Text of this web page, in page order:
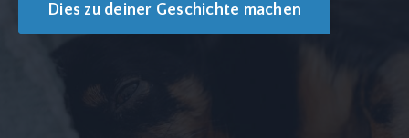
Dies zu deiner Geschichte machen